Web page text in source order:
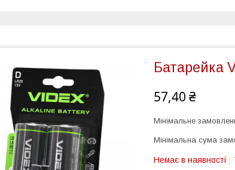
Батарейка
57,40 ₴
Мінімальне
Мінімальна сума
Немає в наявності